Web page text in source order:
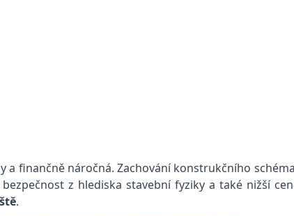
finančně náročná. Zachování konstrukčního
z hlediska stavební fyziky a také nižší
.